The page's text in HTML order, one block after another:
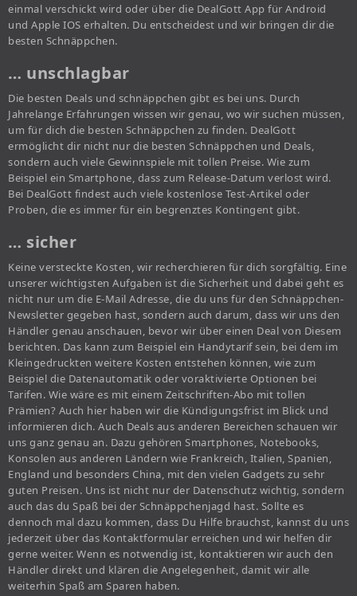
einmal verschickt wird oder über die DealGott App für Android
und Apple IOS erhalten. Du entscheidest und wir bringen dir die
besten Schnäppchen.
… unschlagbar
Die besten Deals und schnäppchen gibt es bei uns. Durch
Jahrelange Erfahrungen wissen wir genau, wo wir suchen müssen,
um für dich die besten Schnäppchen zu finden. DealGott
ermöglicht dir nicht nur die besten Schnäppchen und Deals,
sondern auch viele Gewinnspiele mit tollen Preise. Wie zum
Beispiel ein Smartphone, dass zum Release-Datum verlost wird.
Bei DealGott findest auch viele kostenlose Test-Artikel oder
Proben, die es immer für ein begrenztes Kontingent gibt.
… sicher
Keine versteckte Kosten, wir recherchieren für dich sorgfältig. Eine
unserer wichtigsten Aufgaben ist die Sicherheit und dabei geht es
nicht nur um die E-Mail Adresse, die du uns für den Schnäppchen-
Newsletter gegeben hast, sondern auch darum, dass wir uns den
Händler genau anschauen, bevor wir über einen Deal von Diesem
berichten. Das kann zum Beispiel ein Handytarif sein, bei dem im
Kleingedruckten weitere Kosten entstehen können, wie zum
Beispiel die Datenautomatik oder voraktivierte Optionen bei
Tarifen. Wie wäre es mit einem Zeitschriften-Abo mit tollen
Prämien? Auch hier haben wir die Kündigungsfrist im Blick und
informieren dich. Auch Deals aus anderen Bereichen schauen wir
uns ganz genau an. Dazu gehören Smartphones, Notebooks,
Konsolen aus anderen Ländern wie Frankreich, Italien, Spanien,
England und besonders China, mit den vielen Gadgets zu sehr
guten Preisen. Uns ist nicht nur der Datenschutz wichtig, sondern
auch das du Spaß bei der Schnäppchenjagd hast. Sollte es
dennoch mal dazu kommen, dass Du Hilfe brauchst, kannst du uns
jederzeit über das Kontaktformular erreichen und wir helfen dir
gerne weiter. Wenn es notwendig ist, kontaktieren wir auch den
Händler direkt und klären die Angelegenheit, damit wir alle
weiterhin Spaß am Sparen haben.